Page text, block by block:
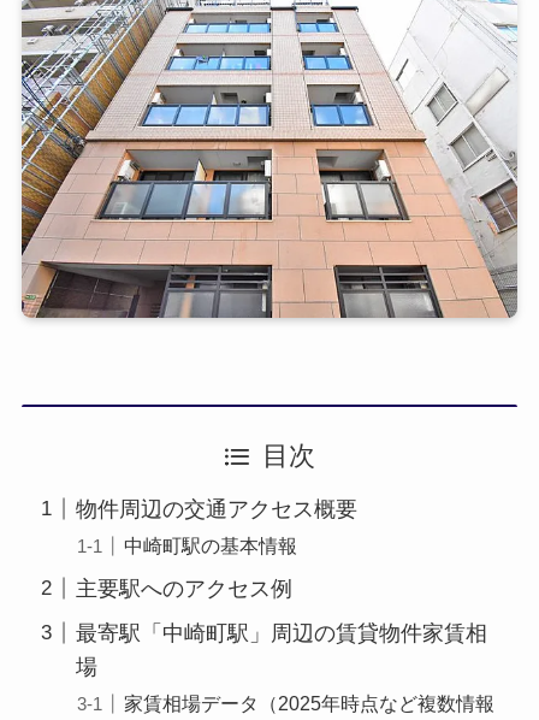
目次
物件周辺の交通アクセス概要
中崎町駅の基本情報
主要駅へのアクセス例
最寄駅「中崎町駅」周辺の賃貸物件家賃相
場
家賃相場データ（2025年時点など複数情報